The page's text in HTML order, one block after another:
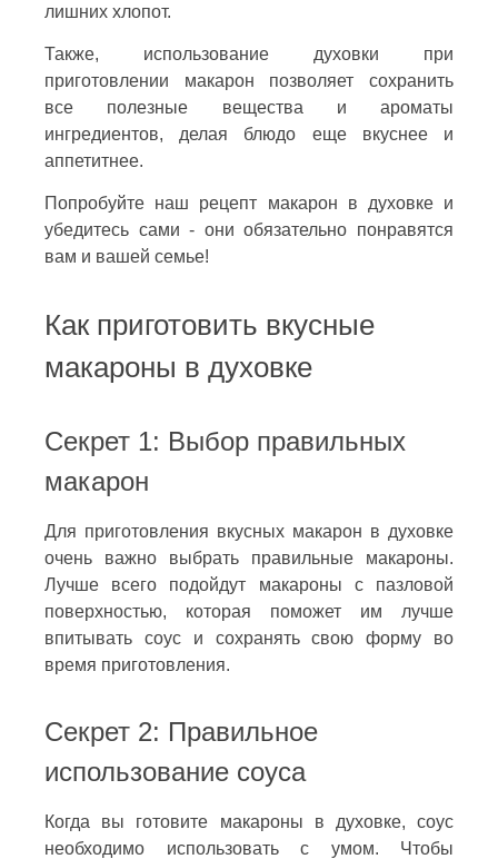
лишних хлопот.
Также, использование духовки при
приготовлении макарон позволяет сохранить
все полезные вещества и ароматы
ингредиентов, делая блюдо еще вкуснее и
аппетитнее.
Попробуйте наш рецепт макарон в духовке и
убедитесь сами - они обязательно понравятся
вам и вашей семье!
Как приготовить вкусные
макароны в духовке
Секрет 1: Выбор правильных
макарон
Для приготовления вкусных макарон в духовке
очень важно выбрать правильные макароны.
Лучше всего подойдут макароны с пазловой
поверхностью, которая поможет им лучше
впитывать соус и сохранять свою форму во
время приготовления.
Секрет 2: Правильное
использование соуса
Когда вы готовите макароны в духовке, соус
необходимо использовать с умом. Чтобы